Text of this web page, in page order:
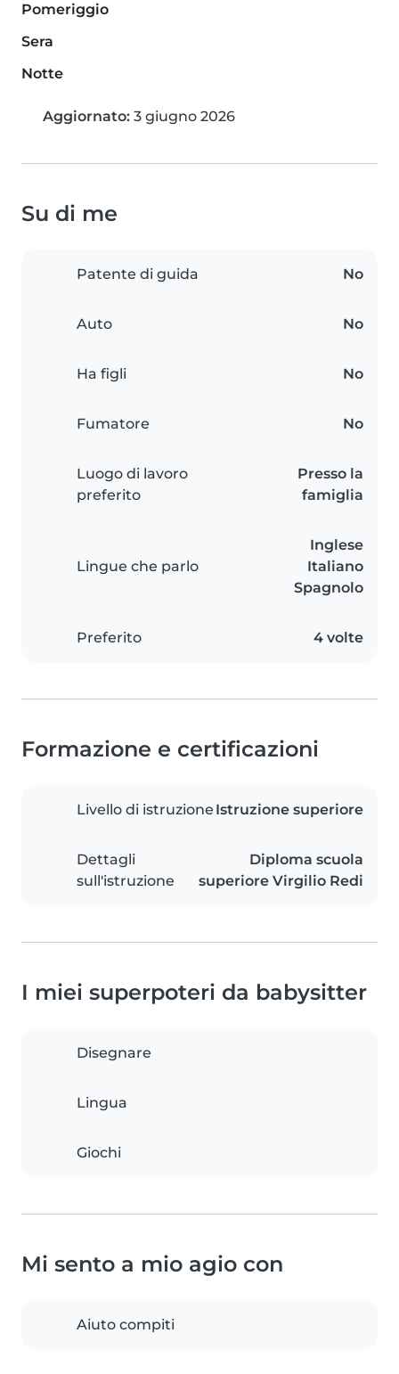
Pomeriggio
Sera
Notte
Aggiornato: 3 giugno 2026
Su di me
Patente di guida No
Auto No
Ha figli No
Fumatore No
Luogo di lavoro
preferito
Presso la
famiglia
Lingue che parlo
Inglese
Italiano
Spagnolo
Preferito 4 volte
Formazione e certificazioni
Livello di istruzione Istruzione superiore
Dettagli
sull'istruzione
Diploma scuola
superiore Virgilio Redi
I miei superpoteri da babysitter
Disegnare
Lingua
Giochi
Mi sento a mio agio con
Aiuto compiti